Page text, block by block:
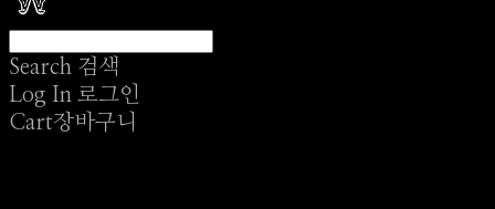
Search 검색
Log In 로그인
Cart장바구니